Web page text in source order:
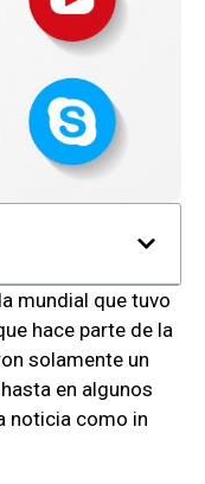
mundial que tuvo
hace parte de la
solamente un
en algunos
noticia como in